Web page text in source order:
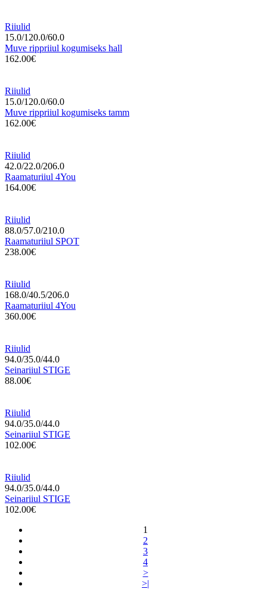
Riiulid
15.0/120.0/60.0
Muve rippriiul kogumiseks hall
162.00€
Riiulid
15.0/120.0/60.0
Muve rippriiul kogumiseks tamm
162.00€
Riiulid
42.0/22.0/206.0
Raamaturiiul 4You
164.00€
Riiulid
88.0/57.0/210.0
Raamaturiiul SPOT
238.00€
Riiulid
168.0/40.5/206.0
Raamaturiiul 4You
360.00€
Riiulid
94.0/35.0/44.0
Seinariiul STIGE
88.00€
Riiulid
94.0/35.0/44.0
Seinariiul STIGE
102.00€
Riiulid
94.0/35.0/44.0
Seinariiul STIGE
102.00€
1
2
3
4
>
>|